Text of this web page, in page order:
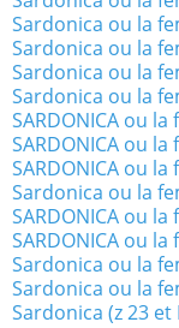
Sardonica ou la
Sardonica ou la
Sardonica ou la
Sardonica ou la
SARDONICA ou
SARDONICA ou
SARDONICA ou
Sardonica ou la
SARDONICA ou
SARDONICA ou
Sardonica ou la
Sardonica ou la
Sardonica (z 23 et